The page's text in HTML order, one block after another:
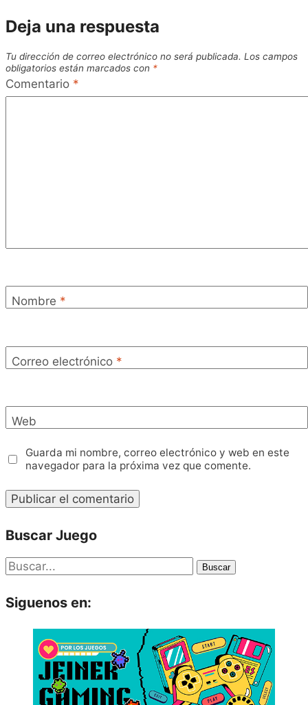
Deja una respuesta
Tu dirección de correo electrónico no será publicada. Los campos
obligatorios están marcados con *
Comentario *
Nombre *
Correo electrónico *
Web
Guarda mi nombre, correo electrónico y web en este
navegador para la próxima vez que comente.
Buscar Juego
Buscar
Siguenos en: